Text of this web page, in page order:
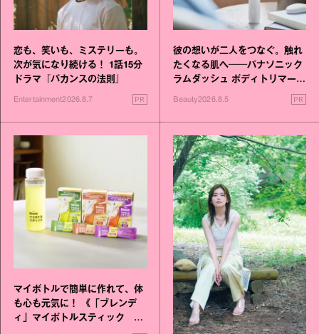
恋も、笑いも、ミステリーも。
次が気になり続ける！ 1話15分
ドラマ『バカンスの法則』
Entertainment2026.8.7 PR
彼の想いが二人をつなぐ。触れ
たくなる肌へ──パナソニック
ラムダッシュ ボディトリマーが
Beauty2026.8.5 PR
マイボトルで簡単に作れて、体
も心も元気に！ 《「ブレンデ
ィ」マイボトルスティック い